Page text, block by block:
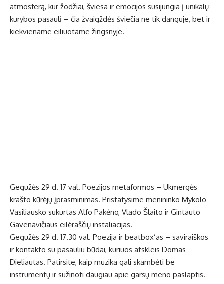
atmosferą, kur žodžiai, šviesa ir emocijos susijungia į unikalų
kūrybos pasaulį – čia žvaigždės šviečia ne tik danguje, bet ir
kiekviename eiliuotame žingsnyje.
Gegužės 29 d. 17 val. Poezijos metaformos – Ukmergės
krašto kūrėjų įprasminimas. Pristatysime menininko Mykolo
Vasiliausko sukurtas Alfo Pakėno, Vlado Šlaito ir Gintauto
Gavenavičiaus eilėraščių instaliacijas.
Gegužės 29 d. 17.30 val. Poezija ir beatbox’as – saviraiškos
ir kontakto su pasauliu būdai, kuriuos atskleis Domas
Dieliautas. Patirsite, kaip muzika gali skambėti be
instrumentų ir sužinoti daugiau apie garsų meno paslaptis.